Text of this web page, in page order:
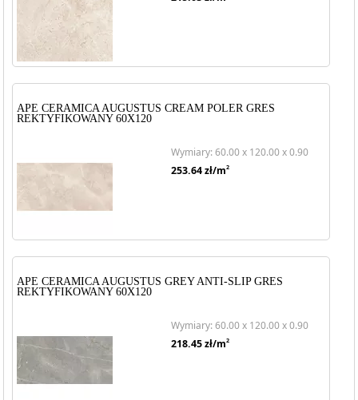
APE CERAMICA AUGUSTUS CREAM POLER GRES
REKTYFIKOWANY 60X120
Wymiary: 60.00 x 120.00 x 0.90
253.64zł/m2
APE CERAMICA AUGUSTUS GREY ANTI-SLIP GRES
REKTYFIKOWANY 60X120
Wymiary: 60.00 x 120.00 x 0.90
218.45zł/m2